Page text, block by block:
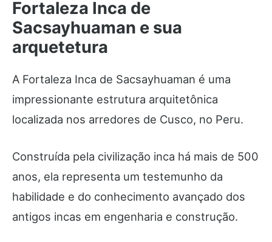
Fortaleza Inca de
Sacsayhuaman e sua
arquetetura
A Fortaleza Inca de Sacsayhuaman é uma
impressionante estrutura arquitetônica
localizada nos arredores de Cusco, no Peru.
Construída pela civilização inca há mais de 500
anos, ela representa um testemunho da
habilidade e do conhecimento avançado dos
antigos incas em engenharia e construção.